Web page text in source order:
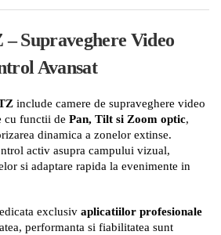
Supraveghere Video
Avansat
include camere de supraveghere video
cu functii de Pan, Tilt si Zoom optic,
dinamica a zonelor extinse.
activ asupra campului vizual,
si adaptare rapida la evenimente in
exclusiv aplicatiilor profesionale
performanta si fiabilitatea sunt